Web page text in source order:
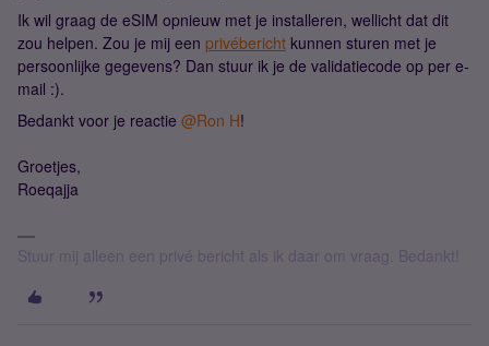
Ik wil graag de eSIM opnieuw met je installeren, wellicht dat dit
zou helpen. Zou je mij een privébericht kunnen sturen met je
persoonlijke gegevens? Dan stuur ik je de validatiecode op per e-
mail :).
Bedankt voor je reactie @Ron H!
Groetjes,
Roeqajja
Stuur mij alleen een privé bericht als ik daar om vraag. Bedankt!